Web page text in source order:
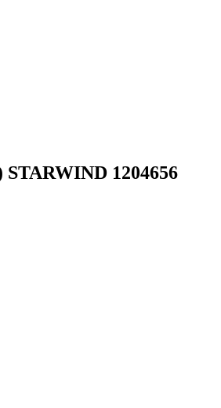
STARWIND 1204656